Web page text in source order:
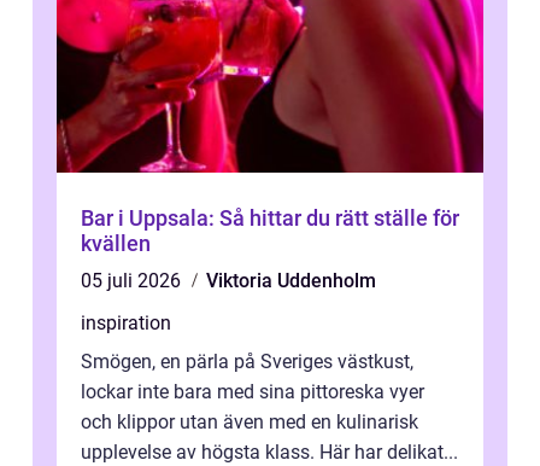
Bar i Uppsala: Så hittar du rätt ställe för
kvällen
05 juli 2026
Viktoria Uddenholm
inspiration
Smögen, en pärla på Sveriges västkust,
lockar inte bara med sina pittoreska vyer
och klippor utan även med en kulinarisk
upplevelse av högsta klass. Här har delikat...